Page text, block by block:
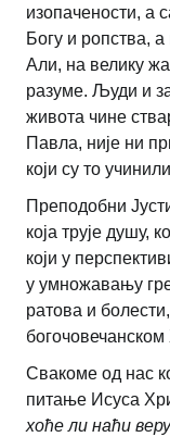
изопачености, а
Богу и ропства,
Али, на велику
разуме. Људи и
живота чине
Павла, није ни
који су то
Преподобни
која трује душу,
који у
у умножавању
ратова и
Свакоме од нас
питање Исуса
хоће ли наћи